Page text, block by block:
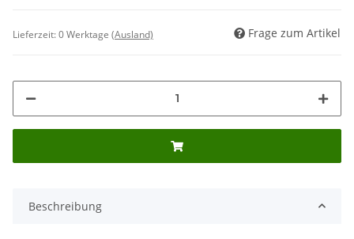
Lieferzeit:0 Werktage (Ausland) Frage zum Artikel
Beschreibung